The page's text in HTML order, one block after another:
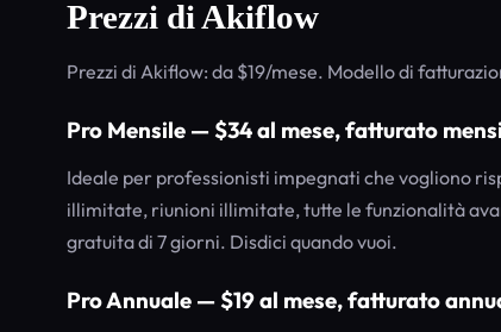
Prezzi di Akiflow
Prezzi di Akiflow: da $19/mese. Modello di
Pro Mensile — $34 al mese, fatturato
Ideale per professionisti impegnati che vogliono
illimitate, riunioni illimitate, tutte le funzionalità
gratuita di 7 giorni. Disdici quando vuoi.
Pro Annuale — $19 al mese, fatturato